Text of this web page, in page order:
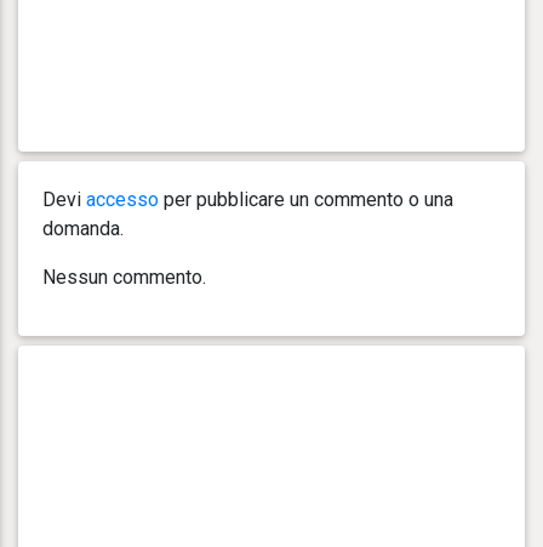
Devi accesso per pubblicare un commento o una
domanda.
Nessun commento.